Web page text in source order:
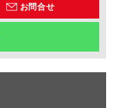
お問合せ